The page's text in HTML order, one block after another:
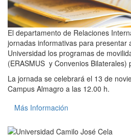
El departamento de Relaciones
jornadas informativas para presentar
Universidad los programas de
(ERASMUS y Convenios Bilaterales)
La jornada se celebrará el 13 de
Campus Almagro a las 12.00 h.
Más Información